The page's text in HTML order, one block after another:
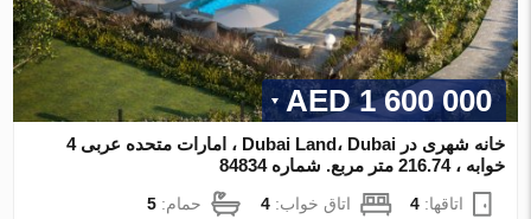
1 600 000 AED
خانه شهری در Dubai Land، Dubai ، امارات متحده عربی 4
خوابه ، 216.74 متر مربع. شماره 84834
اتاقها:4 اتاق خواب:4 حمام:5